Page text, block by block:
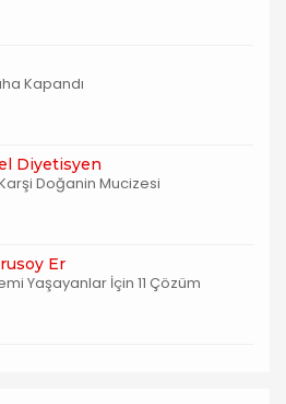
Kapandı
Diyetisyen
Doğanin Mucizesi
Er
Yaşayanlar İçin 11 Çözüm